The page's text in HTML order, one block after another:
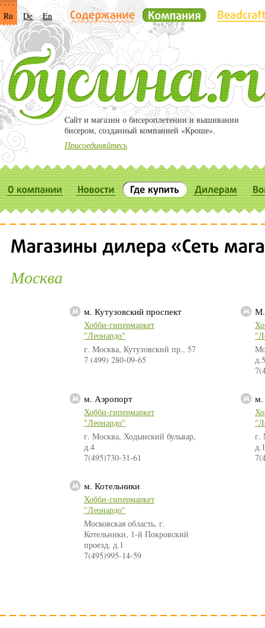
Ru De En
Cайт и магазин о бисероплетении и вышивании
бисером, созданный компанией «Кроше».
Присоединяйтесь
Москва
м. Кутузовский проспект
Хобби-гипермаркет
"Леонардо"
г. Москва, Кутузовский пр., 57
7 (499) 280-09-65
д.5
м. Аэропорт
Хобби-гипермаркет
"Леонардо"
г. Москва, Ходынский бульвар,
д.4
7(495)730-31-61
м.
г.
м. Котельники
Хобби-гипермаркет
"Леонардо"
Московская область, г.
Котельники, 1-й Покровский
проезд, д.1
7(495)995-14-59